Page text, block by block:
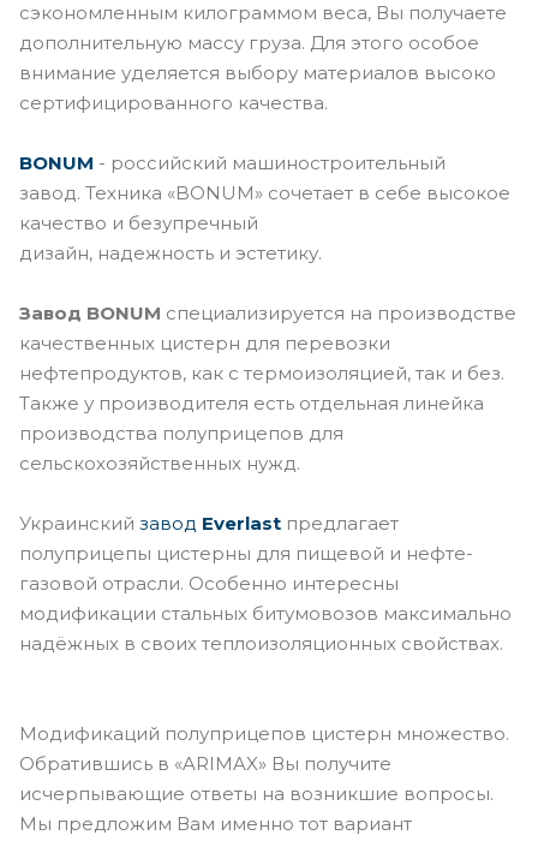
сэкономленным килограммом веса, Вы получаете
дополнительную массу груза. Для этого особое
внимание уделяется выбору материалов высоко
сертифицированного качества.
BONUM - российский машиностроительный
завод. Техника «BONUM» сочетает в себе высокое
качество и безупречный
дизайн, надежность и эстетику.
Завод BONUM специализируется на производстве
качественных цистерн для перевозки
нефтепродуктов, как с термоизоляцией, так и без.
Также у производителя есть отдельная линейка
производства полуприцепов для
сельскохозяйственных нужд.
Украинский завод Everlast предлагает
полуприцепы цистерны для пищевой и нефте-
газовой отрасли. Особенно интересны
модификации стальных битумовозов максимально
надёжных в своих теплоизоляционных свойствах.
Модификаций полуприцепов цистерн множество.
Обратившись в «ARIMAX» Вы получите
исчерпывающие ответы на возникшие вопросы.
Мы предложим Вам именно тот вариант